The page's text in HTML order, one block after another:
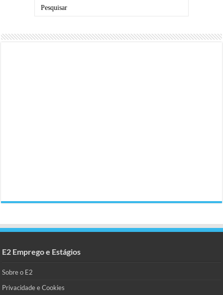
E2 Emprego e Estágios
Sobre o E2
Privacidade e Cookies